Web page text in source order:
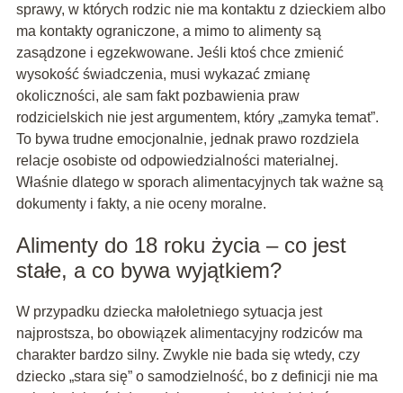
sprawy, w których rodzic nie ma kontaktu z dzieckiem albo
ma kontakty ograniczone, a mimo to alimenty są
zasądzone i egzekwowane. Jeśli ktoś chce zmienić
wysokość świadczenia, musi wykazać zmianę
okoliczności, ale sam fakt pozbawienia praw
rodzicielskich nie jest argumentem, który „zamyka temat”.
To bywa trudne emocjonalnie, jednak prawo rozdziela
relacje osobiste od odpowiedzialności materialnej.
Właśnie dlatego w sporach alimentacyjnych tak ważne są
dokumenty i fakty, a nie oceny moralne.
Alimenty do 18 roku życia – co jest
stałe, a co bywa wyjątkiem?
W przypadku dziecka małoletniego sytuacja jest
najprostsza, bo obowiązek alimentacyjny rodziców ma
charakter bardzo silny. Zwykle nie bada się wtedy, czy
dziecko „stara się” o samodzielność, bo z definicji nie ma